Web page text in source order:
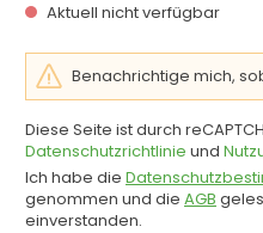
Aktuell nicht verfügbar
Benachrichtige mich,
Diese Seite ist durch
Datenschutzrichtlinie und
Ich habe die
genommen und die AGB
einverstanden.